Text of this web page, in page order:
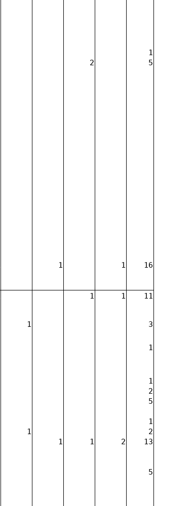
1
2
5
1 1
16
1 1
11
1
3
1
1
2
5
1
1
2
1 1 2
13
5